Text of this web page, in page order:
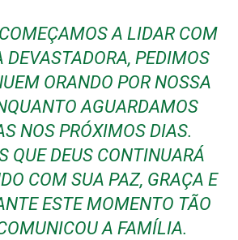
A LIDAR COM
DEVASTADORA, PEDIMOS
ORANDO POR NOSSA
AGUARDAMOS
NOS PRÓXIMOS DIAS.
QUE DEUS CONTINUARÁ
COM SUA PAZ, GRAÇA E
ESTE MOMENTO TÃO
A FAMÍLIA.